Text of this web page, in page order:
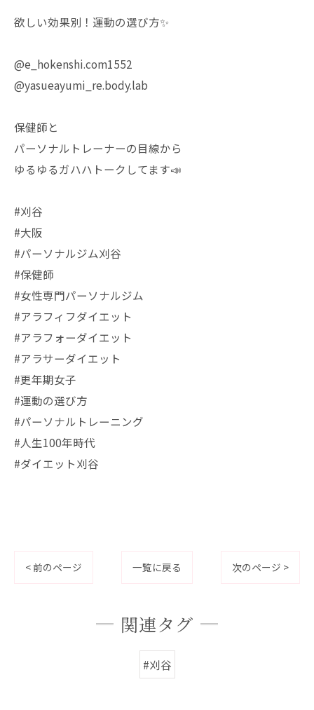
欲しい効果別！運動の選び方✨
@e_hokenshi.com1552
@yasueayumi_re.body.lab
保健師と
パーソナルトレーナーの目線から
ゆるゆるガハハトークしてます📣
#刈谷
#大阪
#パーソナルジム刈谷
#保健師
#女性専門パーソナルジム
#アラフィフダイエット
#アラフォーダイエット
#アラサーダイエット
#更年期女子
#運動の選び方
#パーソナルトレーニング
#人生100年時代
#ダイエット刈谷
< 前のページ 一覧に戻る 次のページ >
関連タグ
#刈谷